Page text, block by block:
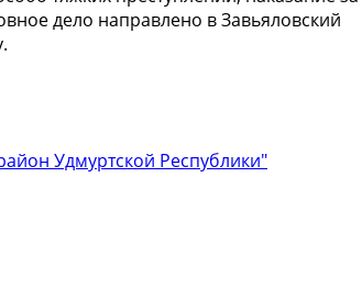
дело направлено в Завьяловский
Удмуртской Республики"